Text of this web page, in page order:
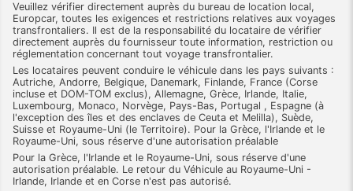
Veuillez vérifier directement auprès du bureau de location local,
Europcar, toutes les exigences et restrictions relatives aux voyages
transfrontaliers. Il est de la responsabilité du locataire de vérifier
directement auprès du fournisseur toute information, restriction ou
réglementation concernant tout voyage transfrontalier.
Les locataires peuvent conduire le véhicule dans les pays suivants :
Autriche, Andorre, Belgique, Danemark, Finlande, France (Corse
incluse et DOM-TOM exclus), Allemagne, Grèce, Irlande, Italie,
Luxembourg, Monaco, Norvège, Pays-Bas, Portugal , Espagne (à
l'exception des îles et des enclaves de Ceuta et Melilla), Suède,
Suisse et Royaume-Uni (le Territoire). Pour la Grèce, l'Irlande et le
Royaume-Uni, sous réserve d'une autorisation préalable
Pour la Grèce, l'Irlande et le Royaume-Uni, sous réserve d'une
autorisation préalable. Le retour du Véhicule au Royaume-Uni -
Irlande, Irlande et en Corse n'est pas autorisé.